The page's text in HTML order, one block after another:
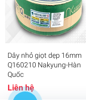
Dây nhỏ giọt dẹp 16mm
Q160210 Nakyung-Hàn
Quốc
Liên hệ
DÂY
0₫